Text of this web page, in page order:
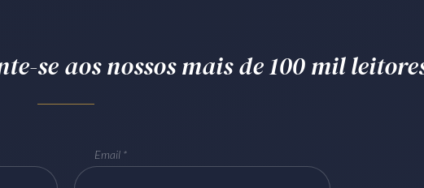
se aos nossos mais de 100 mil
Email